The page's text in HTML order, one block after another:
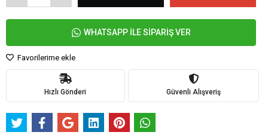
WHATSAPP İLE SİPARİŞ VER
Favorilerime ekle
Hızlı Gönderi Güvenli Alışveriş